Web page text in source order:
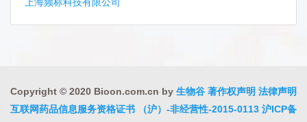
Copyright © 2020 Bioon.com.cn by 生物谷 著作权声明 法律声明
互联网药品信息服务资格证书 （沪）-非经营性-2015-0113 沪ICP备